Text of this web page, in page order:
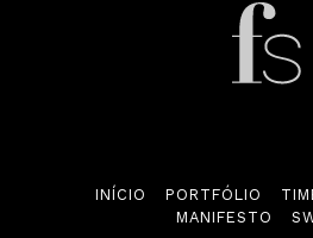
Início
INÍCIO PORTFÓLIO
MANIFESTO